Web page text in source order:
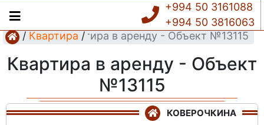
+994 50 3161088
+994 50 3816063
/ Квартира /
Квартира в аренду - Объект №13115
Квартира в аренду - Объект
№13115
КОВЕРОЧКИНА